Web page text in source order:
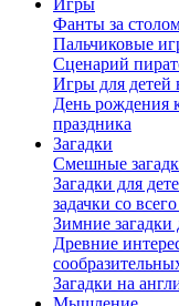
Игры
Фанты за
Пальчиковые
Сценарий
Игры для детей
День рождения
праздника
Загадки
Смешные
Загадки для
задачки со всего
Зимние загадки
Древние
Загадки на